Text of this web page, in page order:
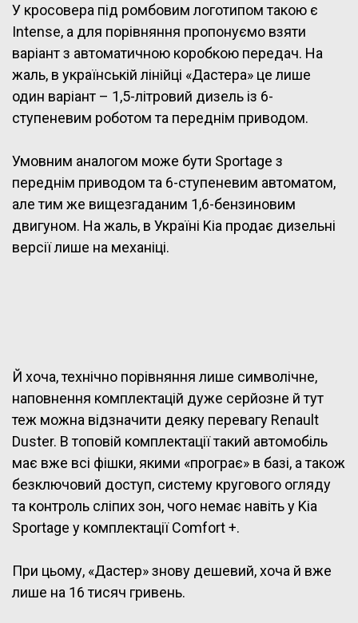
У кросовера під ромбовим логотипом такою є
Intense, а для порівняння пропонуємо взяти
варіант з автоматичною коробкою передач. На
жаль, в українській лінійці «Дастера» це лише
один варіант – 1,5-літровий дизель із 6-
ступеневим роботом та переднім приводом.
Умовним аналогом може бути Sportage з
переднім приводом та 6-ступеневим автоматом,
але тим же вищезгаданим 1,6-бензиновим
двигуном. На жаль, в Україні Kia продає дизельні
версії лише на механіці.
Й хоча, технічно порівняння лише символічне,
наповнення комплектацій дуже серйозне й тут
теж можна відзначити деяку перевагу Renault
Duster. В топовій комплектації такий автомобіль
має вже всі фішки, якими «програє» в базі, а також
безключовий доступ, систему кругового огляду
та контроль сліпих зон, чого немає навіть у Kia
Sportage у комплектації Comfort +.
При цьому, «Дастер» знову дешевий, хоча й вже
лише на 16 тисяч гривень.